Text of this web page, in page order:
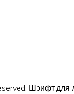
Шрифт для